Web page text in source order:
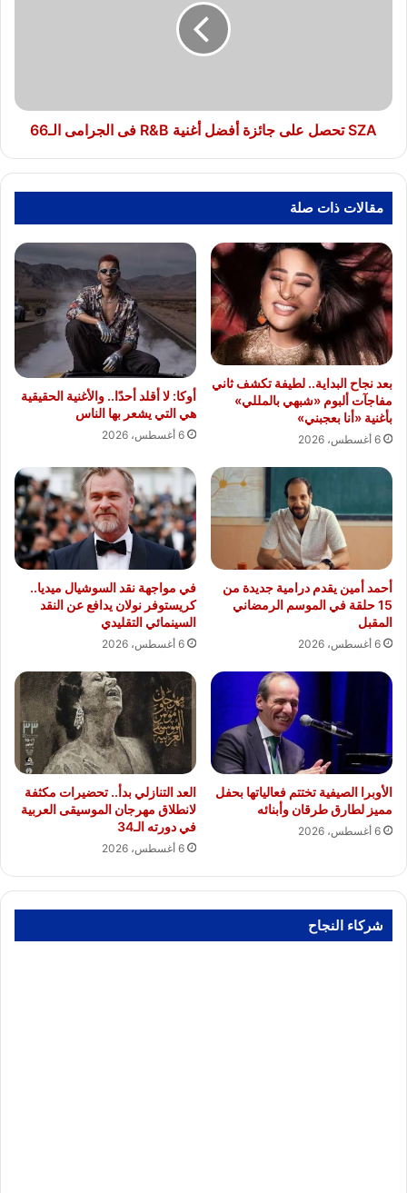
الجرامى
SZA تحصل على جائزة أفضل أغنية R&B فى الجرامى الـ66
مقالات ذات صلة
بعد نجاح البداية.. لطيفة تكشف ثاني
مفاجآت ألبوم «شبهي بالمللي»
بأغنية «أنا بعجبني»
6 أغسطس، 2026
أوكا: لا أقلد أحدًا.. والأغنية الحقيقية
هي التي يشعر بها الناس
6 أغسطس، 2026
أحمد أمين يقدم درامية جديدة من
15 حلقة في الموسم الرمضاني
المقبل
6 أغسطس، 2026
في مواجهة نقد السوشيال ميديا..
كريستوفر نولان يدافع عن النقد
السينمائي التقليدي
6 أغسطس، 2026
الأوبرا الصيفية تختتم فعالياتها بحفل
مميز لطارق طرقان وأبنائه
6 أغسطس، 2026
العد التنازلي بدأ.. تحضيرات مكثفة
لانطلاق مهرجان الموسيقى العربية
في دورته الـ34
6 أغسطس، 2026
شركاء النجاح